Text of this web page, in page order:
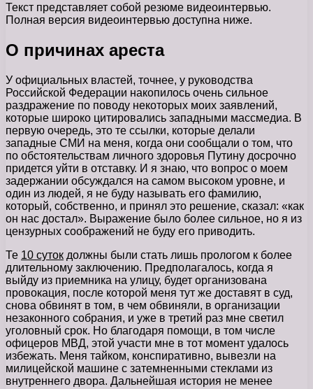
Текст представляет собой резюме видеоинтервью.
Полная версия видеоинтервью доступна ниже.
О причинах ареста
У официальных властей, точнее, у руководства
Российской Федерации накопилось очень сильное
раздражение по поводу некоторых моих заявлений,
которые широко цитировались западными массмедиа. В
первую очередь, это те ссылки, которые делали
западные СМИ на меня, когда они сообщали о том, что
по обстоятельствам личного здоровья Путину досрочно
придется уйти в отставку. И я знаю, что вопрос о моем
задержании обсуждался на самом высоком уровне, и
один из людей, я не буду называть его фамилию,
который, собственно, и принял это решение, сказал: «как
он нас достал». Выражение было более сильное, но я из
цензурных соображений не буду его приводить.
Те 10 суток должны были стать лишь прологом к более
длительному заключению. Предполагалось, когда я
выйду из приемника на улицу, будет организована
провокация, после которой меня тут же доставят в суд,
снова обвинят в том, в чем обвиняли, в организации
незаконного собрания, и уже в третий раз мне светил
уголовный срок. Но благодаря помощи, в том числе
офицеров МВД, этой участи мне в тот момент удалось
избежать. Меня тайком, конспиративно, вывезли на
милицейской машине с затемненными стеклами из
внутреннего двора. Дальнейшая история не менее